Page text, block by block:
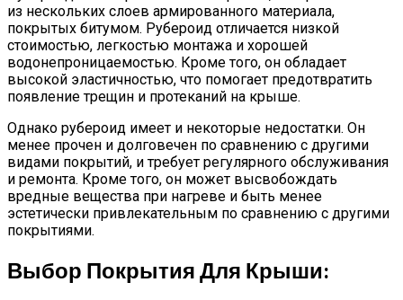
из нескольких слоев армированного материала,
покрытых битумом. Рубероид отличается низкой
стоимостью, легкостью монтажа и хорошей
водонепроницаемостью. Кроме того, он обладает
высокой эластичностью, что помогает предотвратить
появление трещин и протеканий на крыше.
Однако рубероид имеет и некоторые недостатки. Он
менее прочен и долговечен по сравнению с другими
видами покрытий, и требует регулярного обслуживания
и ремонта. Кроме того, он может высвобождать
вредные вещества при нагреве и быть менее
эстетически привлекательным по сравнению с другими
покрытиями.
Выбор Покрытия Для Крыши: